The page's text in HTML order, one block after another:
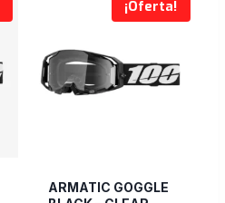
¡Oferta!
ARMATIC GOGGLE